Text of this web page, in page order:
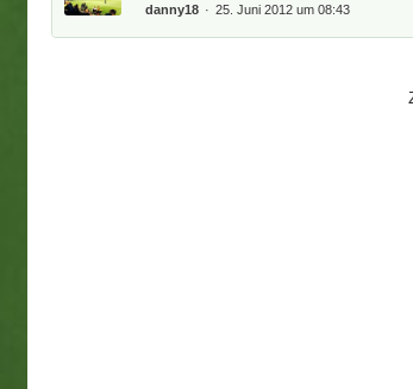
danny18 25. Juni 2012 um 08:43